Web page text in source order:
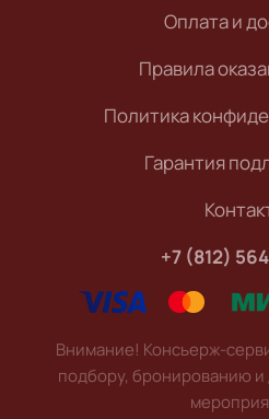
Оплата и
Правила
Политика
Гарантия
+7 (812)
Внимание! Консьерж-
подбору, бронированию и